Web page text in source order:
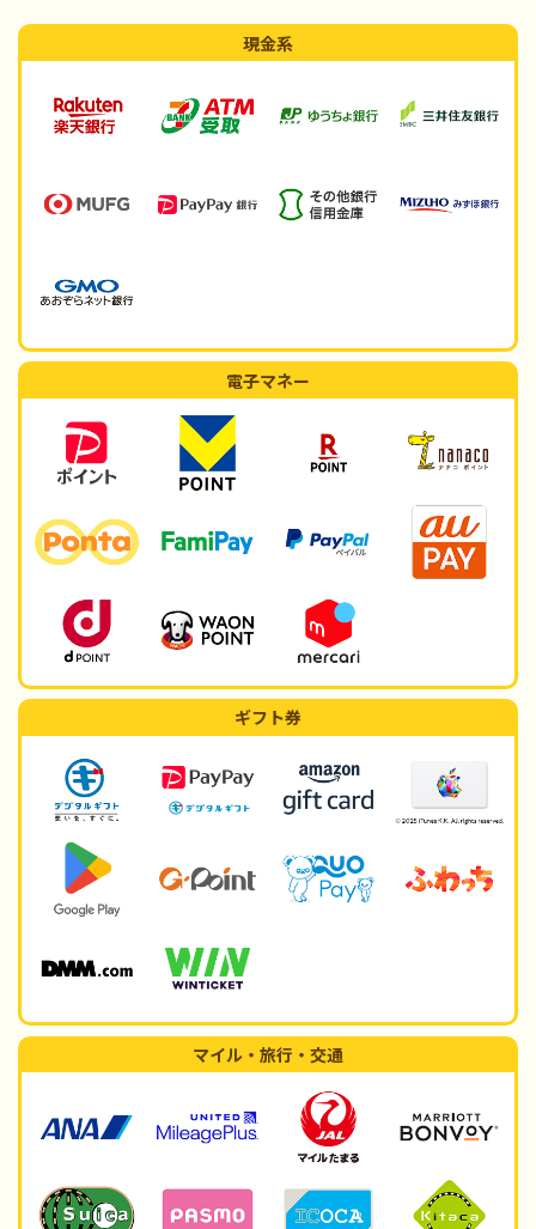
現金系
電子マネー
ギフト券
マイル・旅行・交通